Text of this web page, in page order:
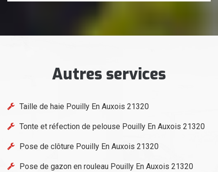
Autres services
Taille de haie Pouilly En Auxois 21320
Tonte et réfection de pelouse Pouilly En Auxois 21320
Pose de clôture Pouilly En Auxois 21320
Pose de gazon en rouleau Pouilly En Auxois 21320